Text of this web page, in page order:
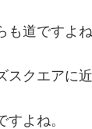
道ですよね
スクエアに
よね。